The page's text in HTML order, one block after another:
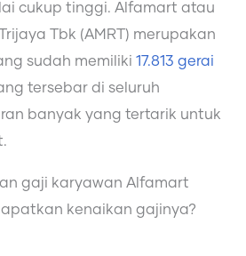
cukup tinggi. Alfamart atau
Tbk (AMRT) merupakan
sudah memiliki 17.813 gerai
tersebar di seluruh
banyak yang tertarik untuk
gaji karyawan Alfamart
kenaikan gajinya?